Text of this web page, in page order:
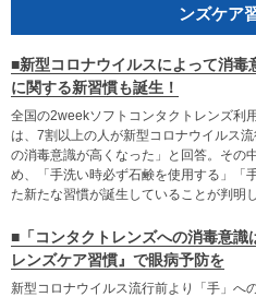
ンズケア
■新型コロナウイルスによって消毒
に関する新習慣も誕生！
全国の2weekソフトコンタクトレンズ利
は、7割以上の人が新型コロナウイルス
の消毒意識が高くなった」と回答。その
め、「手洗い時必ず石鹸を使用する」「
た新たな習慣が誕生していることが判明
■「コンタクトレンズへの消毒意識
レンズケア習慣』で眼病予防を
新型コロナウイルス流行前より「手」へ